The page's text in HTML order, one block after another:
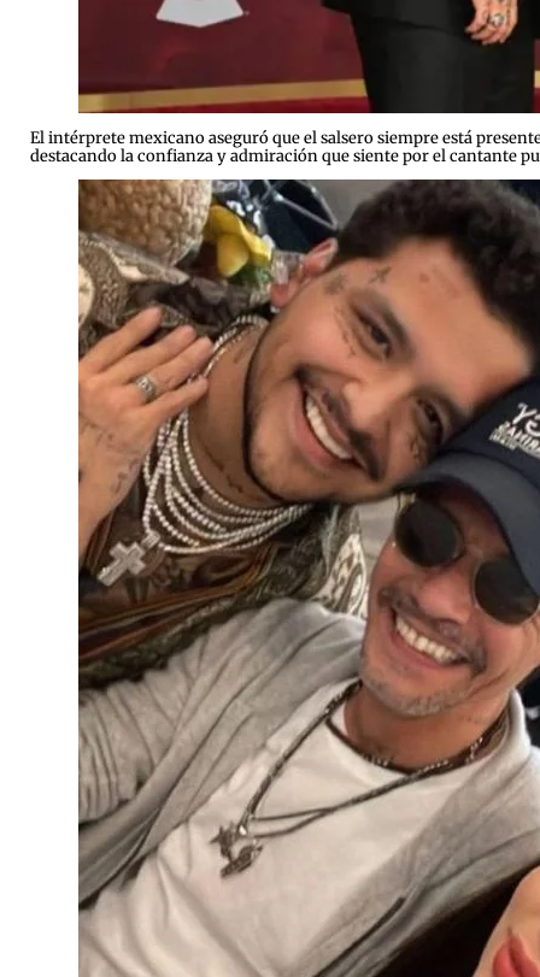
El intérprete mexicano aseguró que el salsero siempre está
destacando la confianza y admiración que siente por el cantante